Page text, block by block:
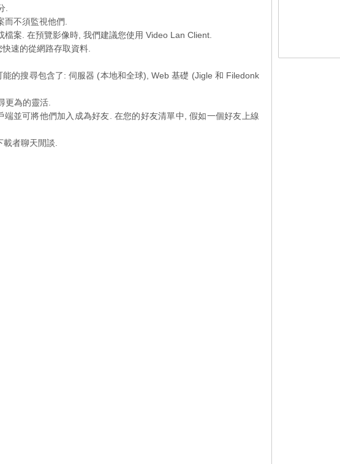
.
不須監視他們.
案. 在預覽影像時, 我們建議您使用 Video Lan Client.
速的從網路存取資料.
的搜尋包含了: 伺服器 (本地和全球), Web 基礎 (Jigle 和 Filedonk
更為的靈活.
並可將他們加入成為好友. 在您的好友清單中, 假如一個好友上線
者聊天閒談.